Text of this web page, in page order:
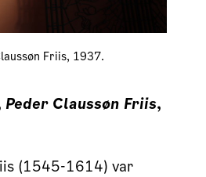
Friis, 1937.
Peder Claussøn Friis,
(1545-1614) var